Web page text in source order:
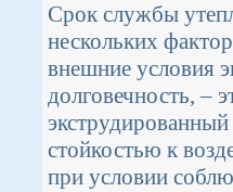
Срок службы
нескольких
внешние условия
долговечность, –
стойкостью к
при условии